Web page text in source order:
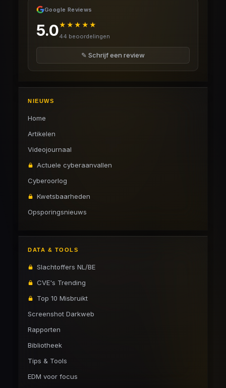
Google Reviews
5.0★★★★★
44 beoordelingen
✎ Schrijf een review
NIEUWS
Home
Artikelen
Videojournaal
Actuele cyberaanvallen
Cyberoorlog
Kwetsbaarheden
Opsporingsnieuws
DATA & TOOLS
Slachtoffers NL/BE
CVE's Trending
Top 10 Misbruikt
Screenshot Darkweb
Rapporten
Bibliotheek
Tips & Tools
EDM voor focus